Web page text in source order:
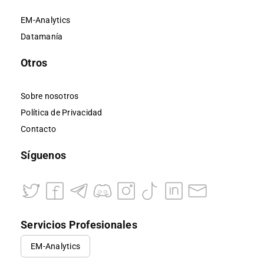
EM-Analytics
Datamanía
Otros
Sobre nosotros
Política de Privacidad
Contacto
Síguenos
Servicios Profesionales
EM-Analytics